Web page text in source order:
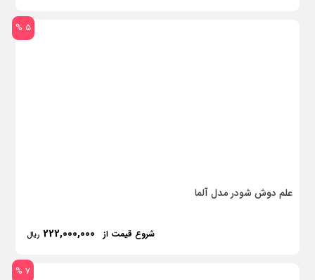
5 %
علم دوش شودر مدل آلما
شروع قیمت از 222,000,000 ریال
7 %